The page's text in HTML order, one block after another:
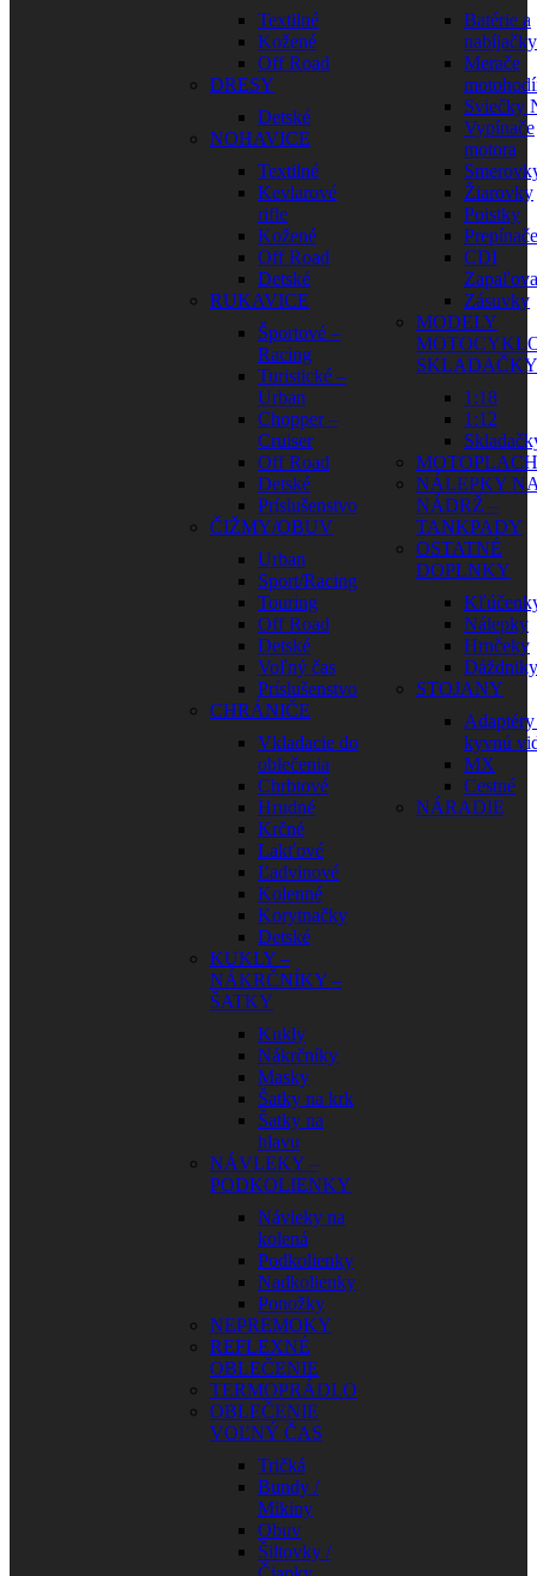
Textilné
Kožené
Off Road
DRESY
Detské
NOHAVICE
Textilné
Kevlarové
rifle
Kožené
Off Road
Detské
RUKAVICE
Športové –
Racing
Turistické –
Urban
Chopper –
Cruiser
Off Road
Detské
Príslušenstvo
ČIŽMY/OBUV
Urban
Sport/Racing
Touring
Off Road
Detské
Voľný čas
Príslušenstvo
CHRÁNIČE
Vkladacie do
oblečenia
Chrbtové
Hrudné
Krčné
Lakťové
Ľadvinové
Kolenné
Korytnačky
Detské
KUKLY –
NÁKRČNÍKY –
ŠATKY
Kukly
Nákrčníky
Masky
Šatky na krk
Šatky na
hlavu
NÁVLEKY –
PODKOLIENKY
Návleky na
kolená
Podkolienky
Nadkolienky
Ponožky
NEPREMOKY
REFLEXNÉ
OBLEČENIE
TERMOPRÁDLO
OBLEČENIE
VOĽNÝ ČAS
Tričká
Bundy /
Mikiny
Obuv
Šiltovky /
Batérie a
nabíjačky
Merače
Sviečky
Vypínače
motora
Žiarovky
Poistky
Prepínače
CDI
Zásuvky
MODELY
SKLADAČKY
1:18
1:12
NÁLEPKY
NÁDRŽ –
TANKPADY
OSTATNÉ
DOPLNKY
Nálepky
Hrnčeky
Dáždniky
STOJANY
kyvnú
MX
Cestné
NÁRADIE